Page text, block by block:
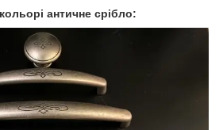
античне срібло: